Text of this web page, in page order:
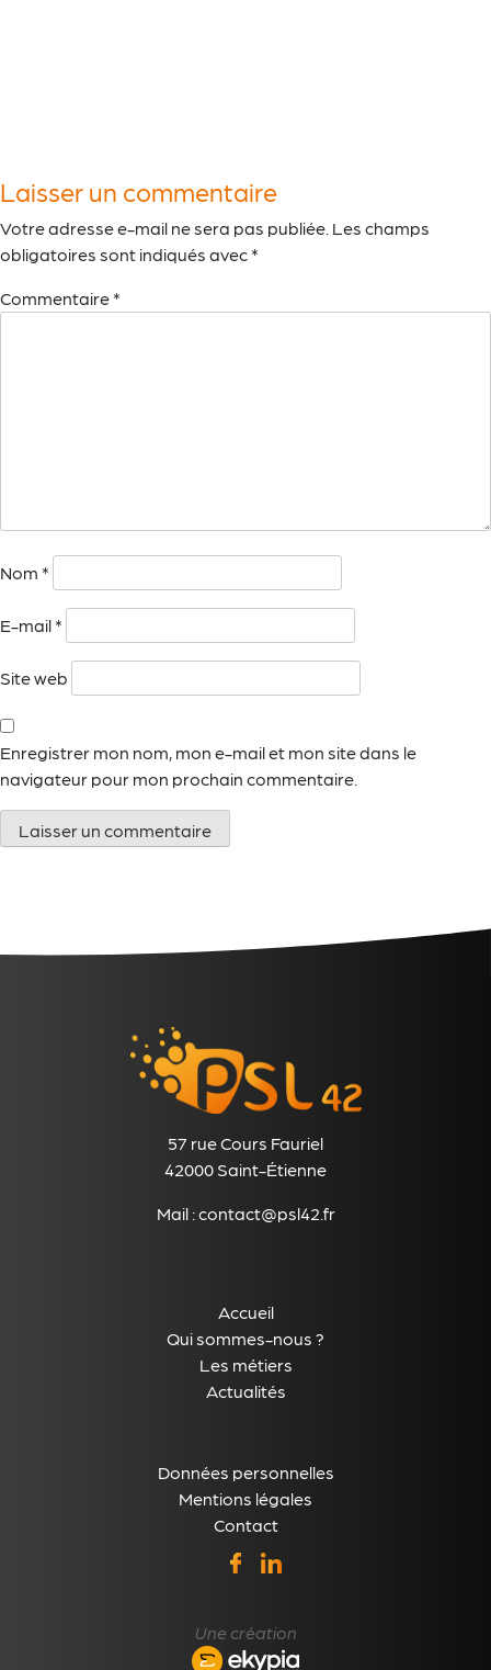
Laisser un commentaire
Votre adresse e-mail ne sera pas publiée. Les champs
obligatoires sont indiqués avec *
Commentaire *
Nom *
E-mail *
Site web
Enregistrer mon nom, mon e-mail et mon site dans le
navigateur pour mon prochain commentaire.
57 rue Cours Fauriel
42000 Saint-Étienne
Mail :contact@psl42.fr
Accueil
Qui sommes-nous ?
Les métiers
Actualités
Données personnelles
Mentions légales
Contact
Une création